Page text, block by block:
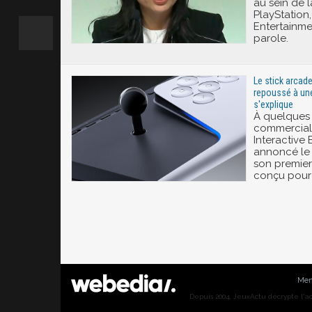
au sein de
parole.
Le stick
repoussé à
s'explique
À quelques
Interactive
annoncé le
son
conçu pour
Depuis 2004, JeuxActu décrypte